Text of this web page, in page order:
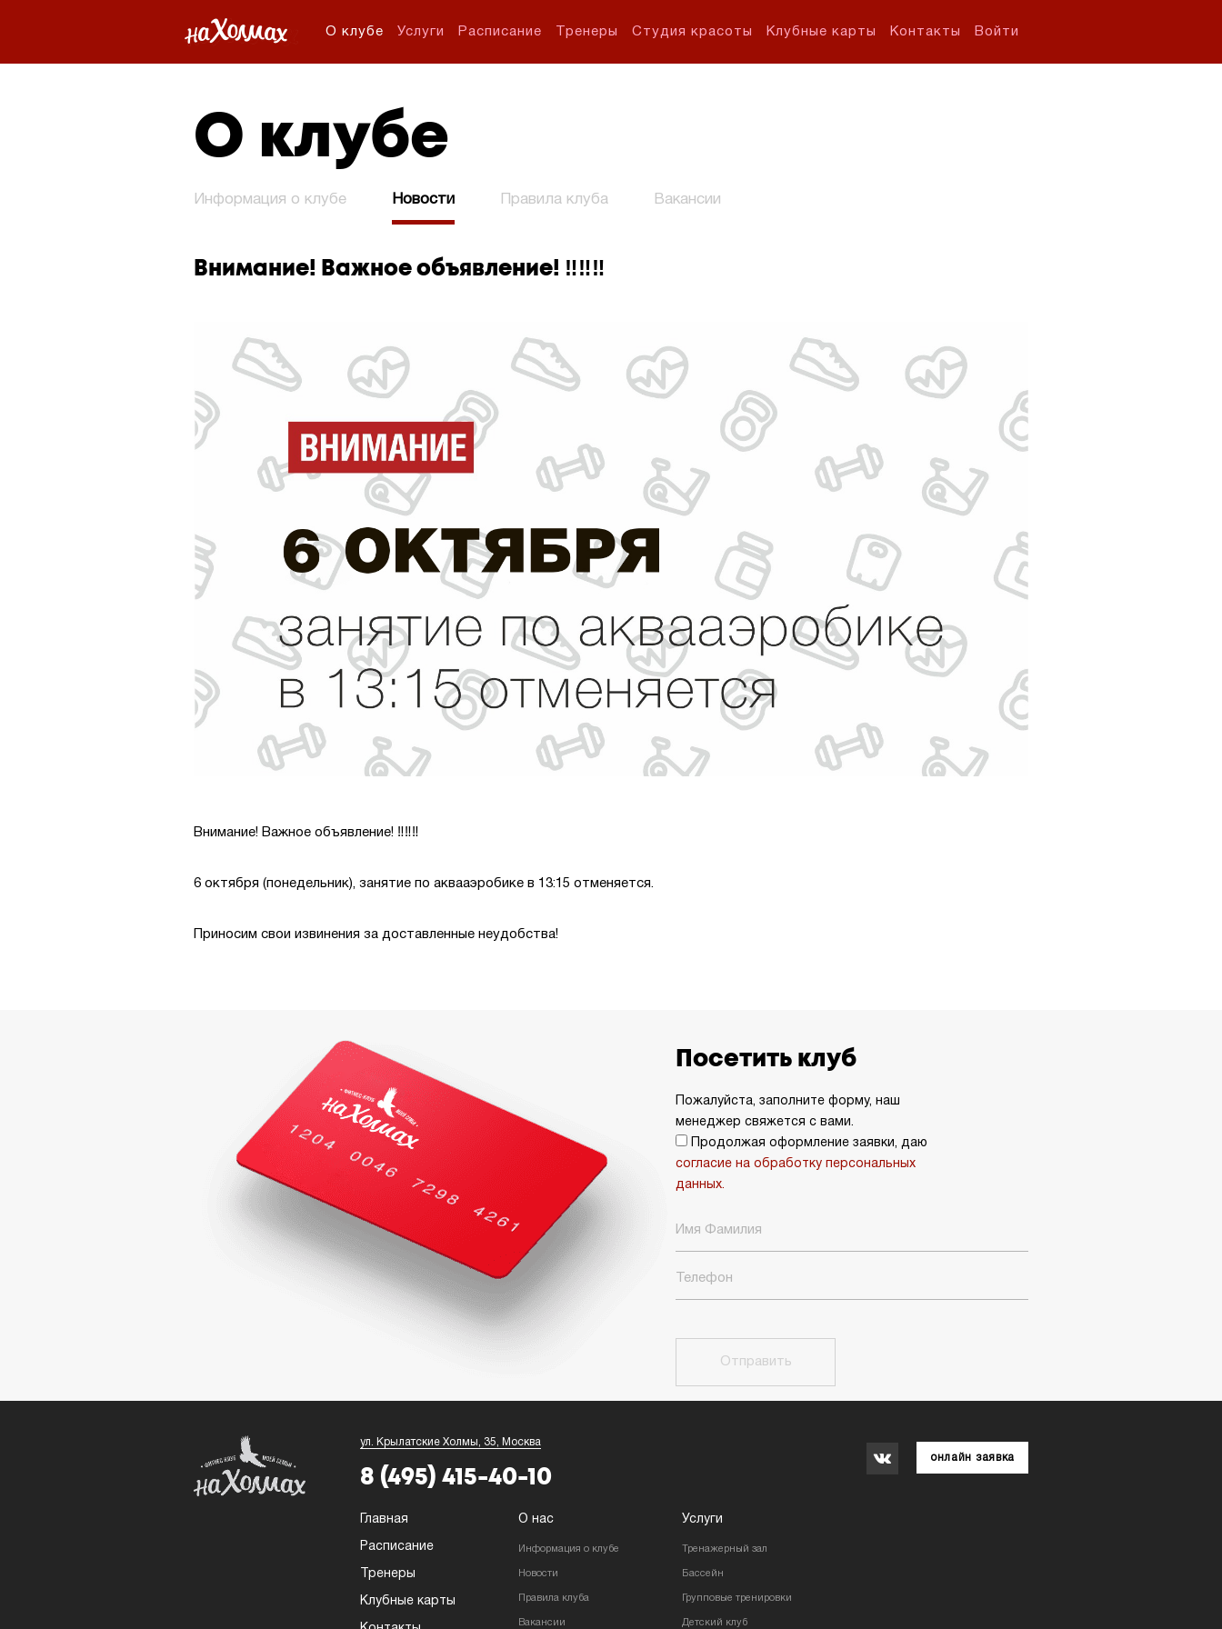
О клубе Услуги Расписание Тренеры Студия красоты Клубные карты Контакты Войти
О клубе
Информация о клубе Новости Правила клуба Вакансии
Внимание! Важное объявление! ‼‼‼
Внимание! Важное объявление! ‼‼‼
6 октября (понедельник), занятие по аквааэробике в 13:15 отменяется.
Приносим свои извинения за доставленные неудобства!
Посетить клуб
Пожалуйста, заполните форму, наш
менеджер свяжется с вами.
Продолжая оформление заявки, даю
согласие на обработку персональных
данных.
Отправить
ул. Крылатские Холмы, 35, Москва
8 (495) 415-40-10
онлайн заявка
Главная
Расписание
Тренеры
Клубные карты
О нас
Информация о клубе
Новости
Правила клуба
Вакансии
Услуги
Тренажерный зал
Бассейн
Групповые тренировки
Детский клуб